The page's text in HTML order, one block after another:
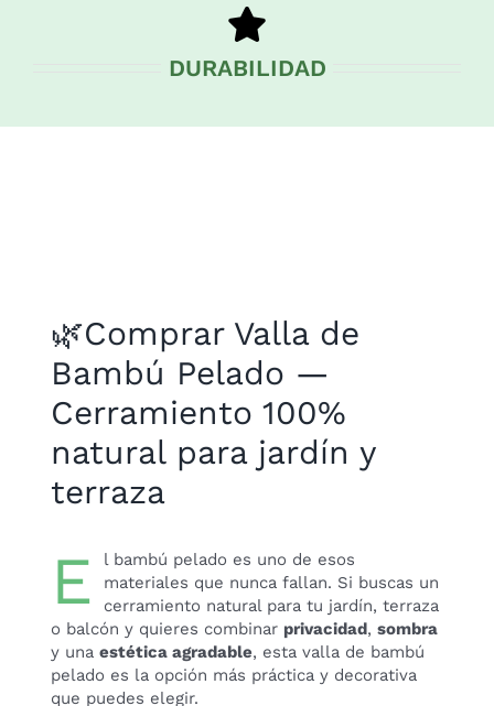
DURABILIDAD
🌿Comprar Valla de
Bambú Pelado —
Cerramiento 100%
natural para jardín y
terraza
E
l bambú pelado es uno de esos
materiales que nunca fallan. Si buscas un
cerramiento natural para tu jardín, terraza
o balcón y quieres combinar privacidad, sombra
y una estética agradable, esta valla de bambú
pelado es la opción más práctica y decorativa
que puedes elegir.